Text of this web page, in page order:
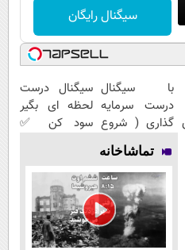
سیگنال رایگان
با سیگنال
درست سرمایه
گذاری ( شروع
رایگان )
سیگنال درست
لحظه ای بگیر
سود کن ✅
تماشاخانه